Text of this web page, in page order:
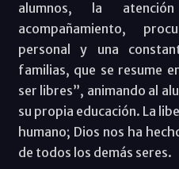
alumnos, la
acompañamiento,
personal y una
familias, que se resume
ser libres”, animando al
su propia educación. La
humano; Dios nos ha
de todos los demás seres.